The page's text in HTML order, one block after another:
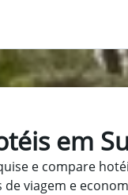
em
e compare
de viagem e